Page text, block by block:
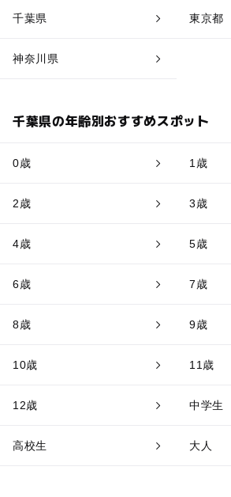
千葉県 東京都
神奈川県
千葉県の年齢別おすすめスポット
0歳 1歳
2歳 3歳
4歳 5歳
6歳 7歳
8歳 9歳
10歳 11歳
12歳 中学生
高校生 大人